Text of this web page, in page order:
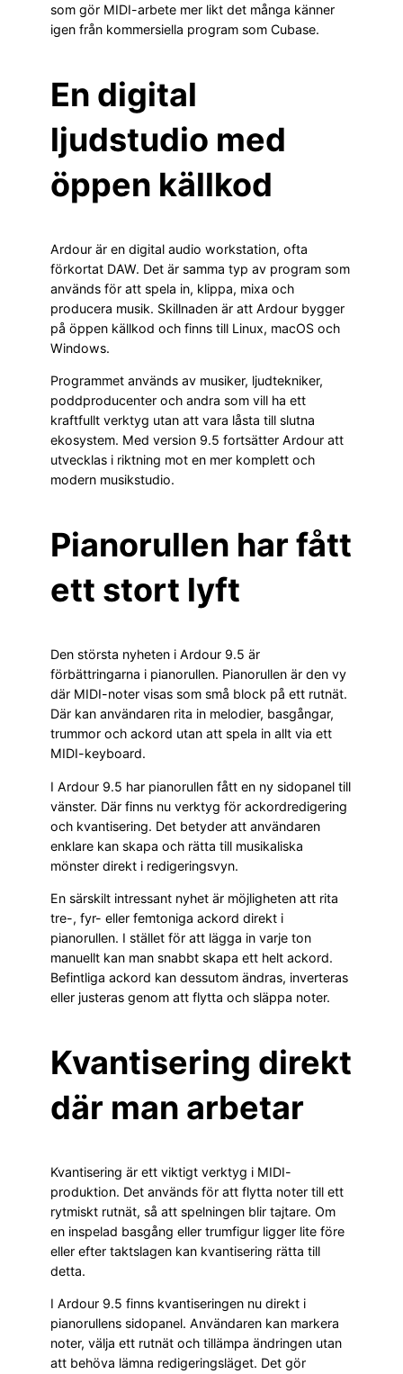
som gör MIDI-arbete mer likt det många känner
igen från kommersiella program som Cubase.
En digital
ljudstudio med
öppen källkod
Ardour är en digital audio workstation, ofta
förkortat DAW. Det är samma typ av program som
används för att spela in, klippa, mixa och
producera musik. Skillnaden är att Ardour bygger
på öppen källkod och finns till Linux, macOS och
Windows.
Programmet används av musiker, ljudtekniker,
poddproducenter och andra som vill ha ett
kraftfullt verktyg utan att vara låsta till slutna
ekosystem. Med version 9.5 fortsätter Ardour att
utvecklas i riktning mot en mer komplett och
modern musikstudio.
Pianorullen har fått
ett stort lyft
Den största nyheten i Ardour 9.5 är
förbättringarna i pianorullen. Pianorullen är den vy
där MIDI-noter visas som små block på ett rutnät.
Där kan användaren rita in melodier, basgångar,
trummor och ackord utan att spela in allt via ett
MIDI-keyboard.
I Ardour 9.5 har pianorullen fått en ny sidopanel till
vänster. Där finns nu verktyg för ackordredigering
och kvantisering. Det betyder att användaren
enklare kan skapa och rätta till musikaliska
mönster direkt i redigeringsvyn.
En särskilt intressant nyhet är möjligheten att rita
tre-, fyr- eller femtoniga ackord direkt i
pianorullen. I stället för att lägga in varje ton
manuellt kan man snabbt skapa ett helt ackord.
Befintliga ackord kan dessutom ändras, inverteras
eller justeras genom att flytta och släppa noter.
Kvantisering direkt
där man arbetar
Kvantisering är ett viktigt verktyg i MIDI-
produktion. Det används för att flytta noter till ett
rytmiskt rutnät, så att spelningen blir tajtare. Om
en inspelad basgång eller trumfigur ligger lite före
eller efter taktslagen kan kvantisering rätta till
detta.
I Ardour 9.5 finns kvantiseringen nu direkt i
pianorullens sidopanel. Användaren kan markera
noter, välja ett rutnät och tillämpa ändringen utan
att behöva lämna redigeringsläget. Det gör